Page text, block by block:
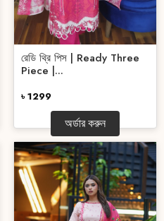
রেডি থ্রি পিস | Ready Three
Piece |...
৳ 1299
অর্ডার করুন